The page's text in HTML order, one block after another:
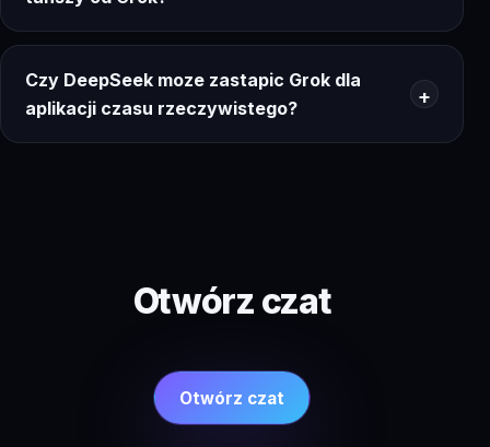
Czy DeepSeek moze zastapic Grok dla
aplikacji czasu rzeczywistego?
Otwórz czat
Otwórz czat